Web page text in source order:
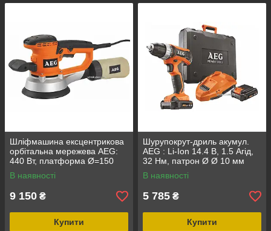
Шліфмашина ексцентрикова
орбітальна мережева AEG:
440 Вт, платформа Ø=150
мм, амплітуда- 3.2/6.4 мм
В наявності
9 150 ₴
Купити
Шурупокрут-дриль акумул.
AEG : Li-Ion 14.4 В, 1.5 Агід,
32 Нм, патрон Ø Ø 10 мм
(сталь) 2 бат + кейс DW
В наявності
5 785 ₴
Купити